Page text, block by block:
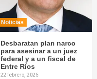
Noticias
Desbaratan plan narco
para asesinar a un juez
federal y a un fiscal de
Entre Ríos
22 febrero, 2026